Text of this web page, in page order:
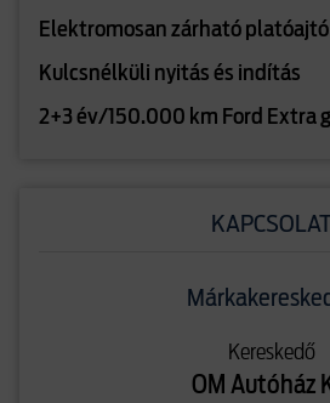
Elektromosan zárható platóajtó
Kulcsnélküli nyitás és indítás
2+3 év/150.000 km Ford Extra
Kereskedő
OM Autóház